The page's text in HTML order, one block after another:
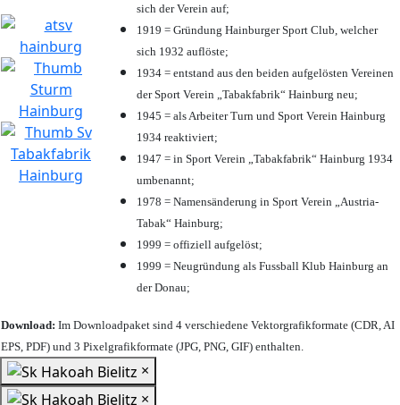
sich der Verein auf;
1919 = Gründung Hainburger Sport Club, welcher
sich 1932 auflöste;
1934 = entstand aus den beiden aufgelösten Vereinen
der Sport Verein „Tabakfabrik“ Hainburg neu;
1945 = als Arbeiter Turn und Sport Verein Hainburg
1934 reaktiviert;
1947 = in Sport Verein „Tabakfabrik“ Hainburg 1934
umbenannt;
1978 = Namensänderung in Sport Verein „Austria-
Tabak“ Hainburg;
1999 = offiziell aufgelöst;
1999 = Neugründung als Fussball Klub Hainburg an
der Donau;
Download: Im Downloadpaket sind 4 verschiedene Vektorgrafikformate (CDR, AI
EPS, PDF) und 3 Pixelgrafikformate (JPG, PNG, GIF) enthalten.
×
×